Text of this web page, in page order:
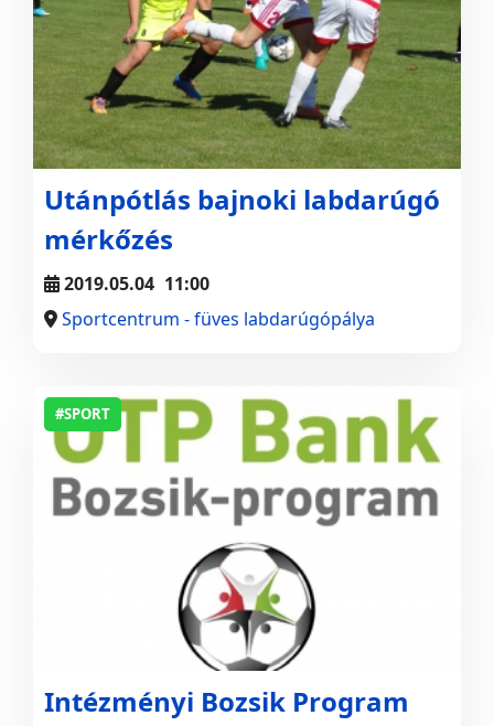
Utánpótlás bajnoki labdarúgó
mérkőzés
2019.05.04 11:00
Sportcentrum - füves labdarúgópálya
#SPORT
Intézményi Bozsik Program